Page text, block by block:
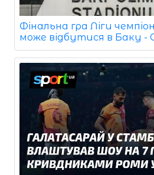
Фінальна гра Ліги
може відбутися в Баку -